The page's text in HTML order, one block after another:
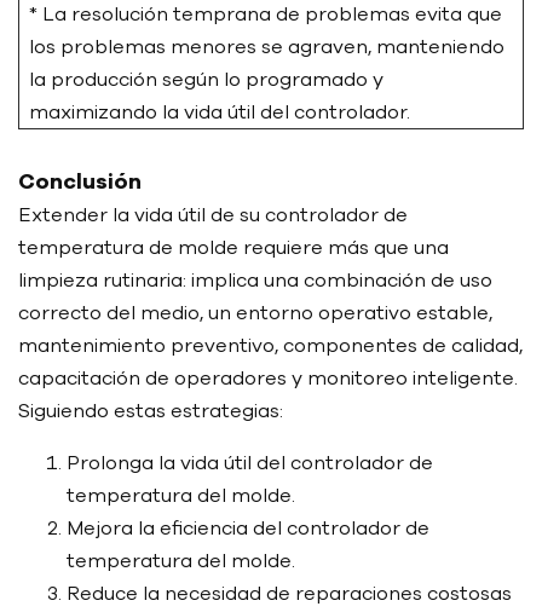
* La resolución temprana de problemas evita que
los problemas menores se agraven, manteniendo
la producción según lo programado y
maximizando la vida útil del controlador.
Conclusión
Extender la vida útil de su controlador de
temperatura de molde requiere más que una
limpieza rutinaria: implica una combinación de uso
correcto del medio, un entorno operativo estable,
mantenimiento preventivo, componentes de calidad,
capacitación de operadores y monitoreo inteligente.
Siguiendo estas estrategias:
Prolonga la vida útil del controlador de
temperatura del molde.
Mejora la eficiencia del controlador de
temperatura del molde.
Reduce la necesidad de reparaciones costosas